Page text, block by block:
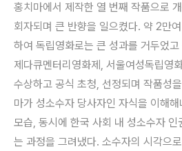
홍치마에서 제작한 열 번째 작품으로
회자되며 큰 반향을 일으켰다. 약 2만
하여 독립영화로는 큰 성과를 거두었
제다큐멘터리영화제, 서울여성독립영
수상하고 공식 초청, 선정되며 작품성
마가 성소수자 당사자인 자식을 이해
모습, 동시에 한국 사회 내 성소수자 인
는 과정을 그려냈다. 소수자의 시각으